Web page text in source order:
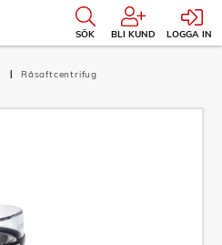
SÖK BLI KUND LOGGA IN
Råsaftcentrifug